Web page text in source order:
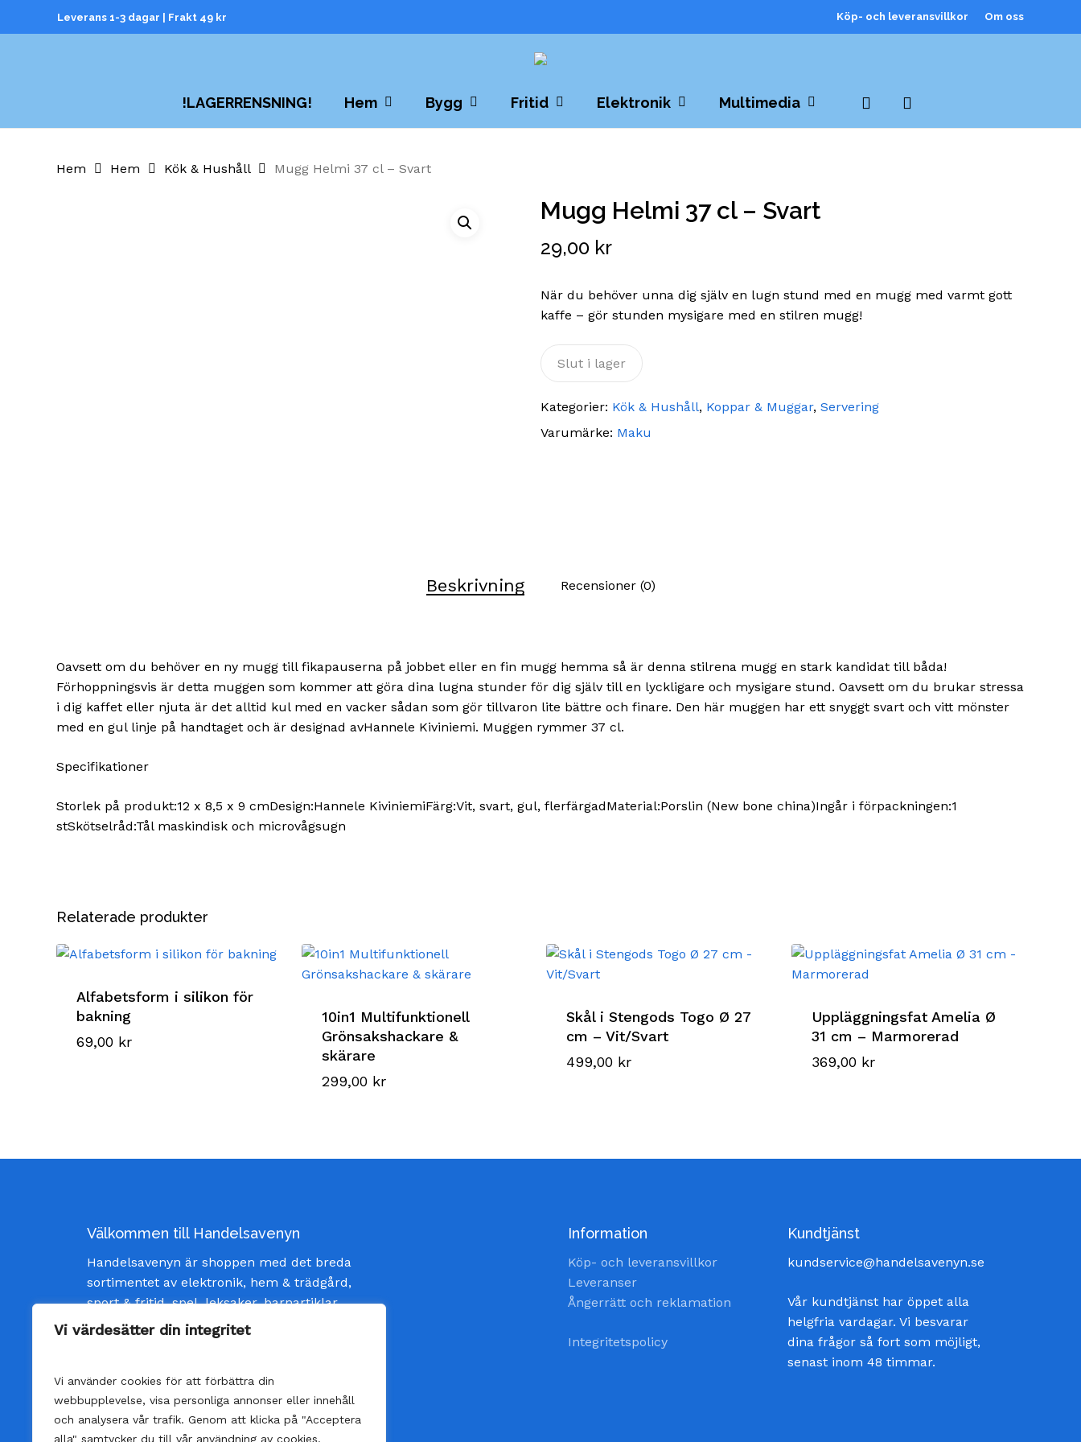
Vi värdesätter din integritet
Vi använder cookies för att förbättra din
webbupplevelse, visa personliga annonser eller innehåll
och analysera vår trafik. Genom att klicka på "Acceptera
alla" samtycker du till vår användning av cookies.
Leverans 1-3 dagar | Frakt 49 kr Köp- och leveransvillkor Om oss
!LAGERRENSNING! Hem Bygg Fritid Elektronik Multimedia search
Cart Close
Hem Hem Kök & Hushåll Mugg Helmi 37 cl – Svart
Mugg Helmi 37 cl – Svart
29,00 kr
När du behöver unna dig själv en lugn stund med en mugg med varmt gott
kaffe – gör stunden mysigare med en stilren mugg!
Slut i lager
Kategorier: Kök & Hushåll, Koppar & Muggar, Servering
Varumärke: Maku
Beskrivning Recensioner (0)
Oavsett om du behöver en ny mugg till fikapauserna på jobbet eller en fin mugg hemma så är denna stilrena mugg en stark kandidat till båda!
Förhoppningsvis är detta muggen som kommer att göra dina lugna stunder för dig själv till en lyckligare och mysigare stund. Oavsett om du brukar stressa
i dig kaffet eller njuta är det alltid kul med en vacker sådan som gör tillvaron lite bättre och finare. Den här muggen har ett snyggt svart och vitt mönster
med en gul linje på handtaget och är designad avHannele Kiviniemi. Muggen rymmer 37 cl.
Specifikationer
Storlek på produkt:12 x 8,5 x 9 cmDesign:Hannele KiviniemiFärg:Vit, svart, gul, flerfärgadMaterial:Porslin (New bone china)Ingår i förpackningen:1
stSkötselråd:Tål maskindisk och microvågsugn
Relaterade produkter
Alfabetsform i silikon för
bakning
69,00 kr
10in1 Multifunktionell
Grönsakshackare &
skärare
299,00 kr
Skål i Stengods Togo Ø 27
cm – Vit/Svart
499,00 kr
Uppläggningsfat Amelia Ø
31 cm – Marmorerad
369,00 kr
Välkommen till Handelsavenyn
Handelsavenyn är shoppen med det breda
sortimentet av elektronik, hem & trädgård,
sport & fritid, spel, leksaker, barnartiklar
och inredning av god kvalité och till bästa
pris. Vi strävar efter att ge våra kunder
varje gång man öppnar ett paket från oss.
Information
Köp- och leveransvillkor
Leveranser
Ångerrätt och reklamation
Integritetspolicy
Kundtjänst
kundservice@handelsavenyn.se
Vår kundtjänst har öppet alla
helgfria vardagar. Vi besvarar
dina frågor så fort som möjligt,
senast inom 48 timmar.